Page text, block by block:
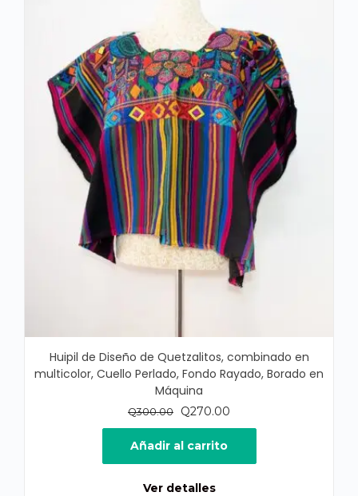
Huipil de Diseño de Quetzalitos, combinado en
multicolor, Cuello Perlado, Fondo Rayado, Borado en
Máquina
Q300.00
El
precio
original
era:
Q270.00
precio
es:
Añadir al carrito
Ver detalles